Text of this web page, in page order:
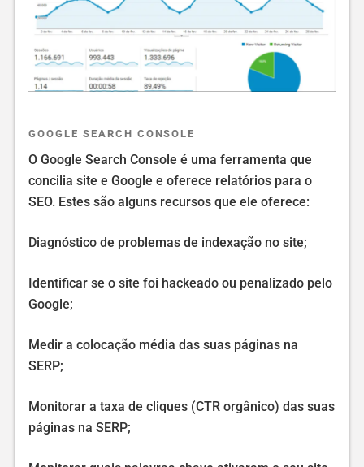
GOOGLE SEARCH CONSOLE
O Google Search Console é uma ferramenta que
concilia site e Google e oferece relatórios para o
SEO. Estes são alguns recursos que ele oferece:
Diagnóstico de problemas de indexação no site;
Identificar se o site foi hackeado ou penalizado pelo
Google;
Medir a colocação média das suas páginas na
SERP;
Monitorar a taxa de cliques (CTR orgânico) das suas
páginas na SERP;